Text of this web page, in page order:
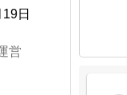
日
営